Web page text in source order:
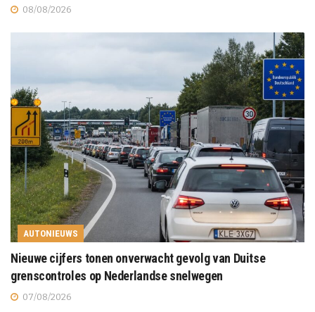
08/08/2026
AUTONIEUWS
Nieuwe cijfers tonen onverwacht gevolg van Duitse
grenscontroles op Nederlandse snelwegen
07/08/2026